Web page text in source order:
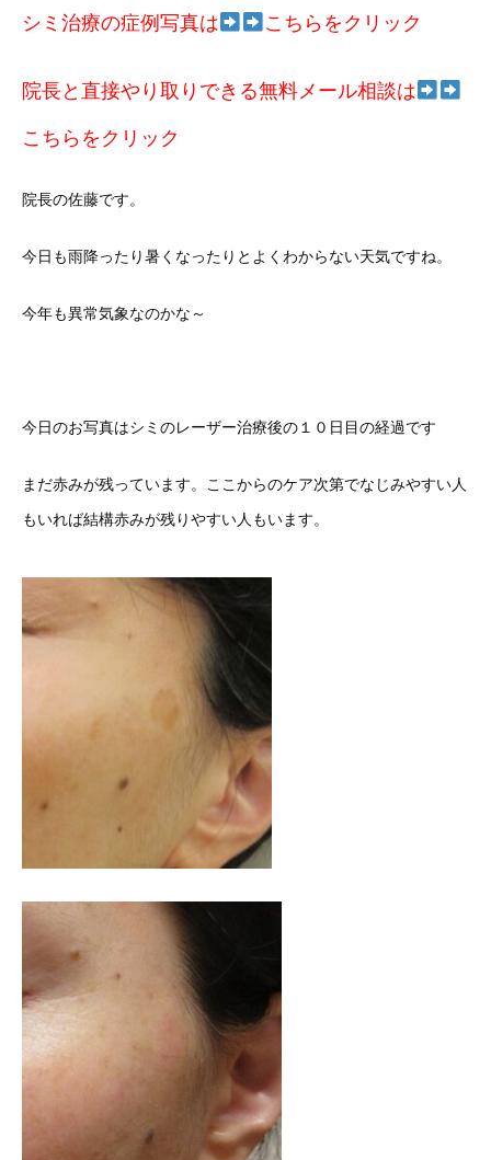
シミ治療の症例写真は こちらをクリック
院長と直接やり取りできる無料メール相談は
こちらをクリック
院長の佐藤です。
今日も雨降ったり暑くなったりとよくわからない天気ですね。
今年も異常気象なのかな～
今日のお写真はシミのレーザー治療後の１０日目の経過です
まだ赤みが残っています。ここからのケア次第でなじみやすい人
もいれば結構赤みが残りやすい人もいます。